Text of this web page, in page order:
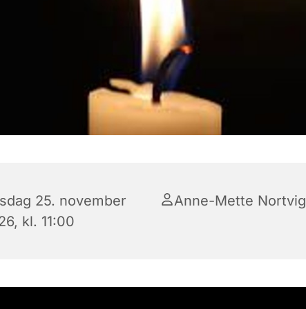
25. november
kl. 11:00
Anne-Mette Nortvig